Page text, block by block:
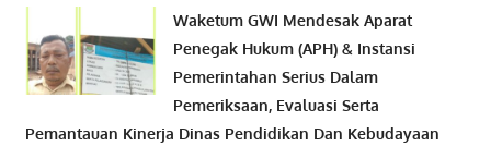
Waketum GWI Mendesak Aparat
Penegak Hukum (APH) & Instansi
Pemerintahan Serius Dalam
Pemeriksaan, Evaluasi Serta
Pemantauan Kinerja Dinas Pendidikan Dan Kebudayaan